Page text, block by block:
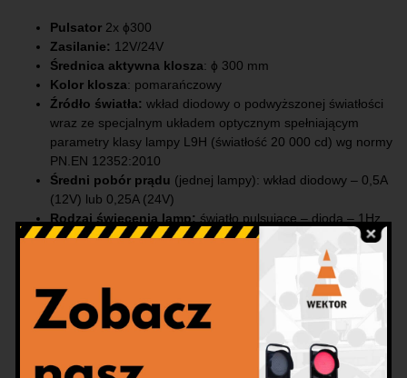
Pulsator 2x ɸ300
Zasilanie: 12V/24V
Średnica aktywna klosza: ϕ 300 mm
Kolor klosza: pomarańczowy
Źródło światła: wkład diodowy o podwyższonej światłości
wraz ze specjalnym układem optycznym spełniającym
parametry klasy lampy L9H (światłość 20 000 cd) wg normy
PN.EN 12352:2010
Średni pobór prądu (jednej lampy): wkład diodowy – 0,5A
(12V) lub 0,25A (24V)
Rodzaj świecenia lamp:światło pulsujące – dioda – 1Hz,
60bł/min
Sygnalizacja rozładowania akumulatora:
sygnał
dźwiękowy i optyczny
Zmierzchowa regulacja natężenia oświetlenia:
Konstrukcja:stalowa, cynkowana